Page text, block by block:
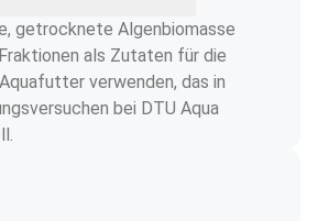
getrocknete Algenbiomasse
als Zutaten für die
verwenden, das in
bei DTU Aqua